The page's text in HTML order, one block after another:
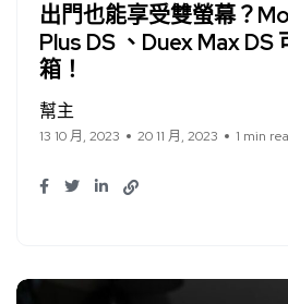
出門也能享受雙螢幕？
Plus DS 、Duex Max DS
箱！
幫主
13 10 月, 2023 20 11 月, 2023 1 min